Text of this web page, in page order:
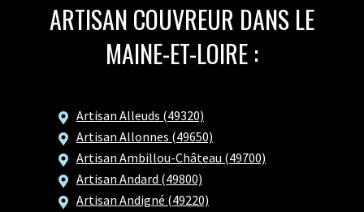
ARTISAN COUVREUR DANS LE
MAINE-ET-LOIRE :
Artisan Alleuds (49320)
Artisan Allonnes (49650)
Artisan Ambillou-Château (49700)
Artisan Andard (49800)
Artisan Andigné (49220)